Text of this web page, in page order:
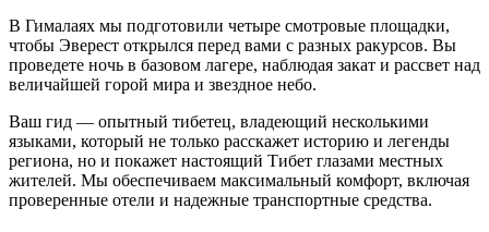
В Гималаях мы подготовили четыре смотровые площадки,
чтобы Эверест открылся перед вами с разных ракурсов. Вы
проведете ночь в базовом лагере, наблюдая закат и рассвет над
величайшей горой мира и звездное небо.
Ваш гид — опытный тибетец, владеющий несколькими
языками, который не только расскажет историю и легенды
региона, но и покажет настоящий Тибет глазами местных
жителей. Мы обеспечиваем максимальный комфорт, включая
проверенные отели и надежные транспортные средства.